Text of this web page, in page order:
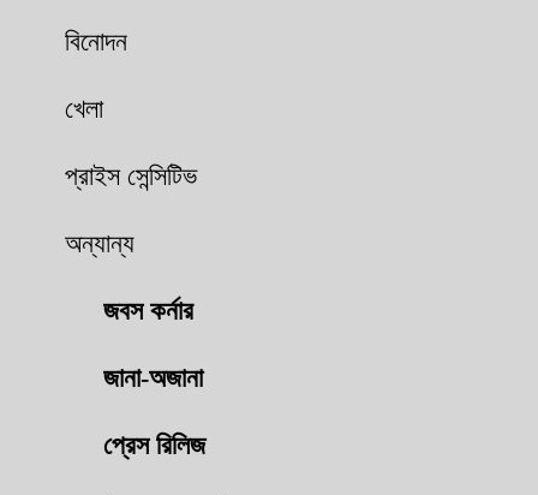
বিনোদন
খেলা
প্রাইস সেন্সিটিভ
অন্যান্য
জবস কর্নার
জানা-অজানা
প্রেস রিলিজ